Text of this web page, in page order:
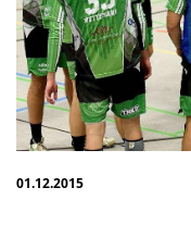
01.12.2015